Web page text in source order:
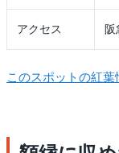
アクセス
このスポットの紅葉